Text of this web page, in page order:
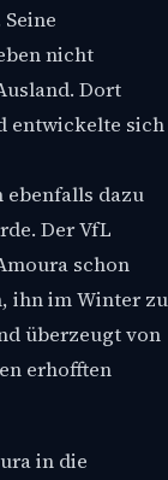
nicht
Dort
entwickelte sich
dazu
Der VfL
schon
ihn im Winter zu
überzeugt von
erhofften
in die